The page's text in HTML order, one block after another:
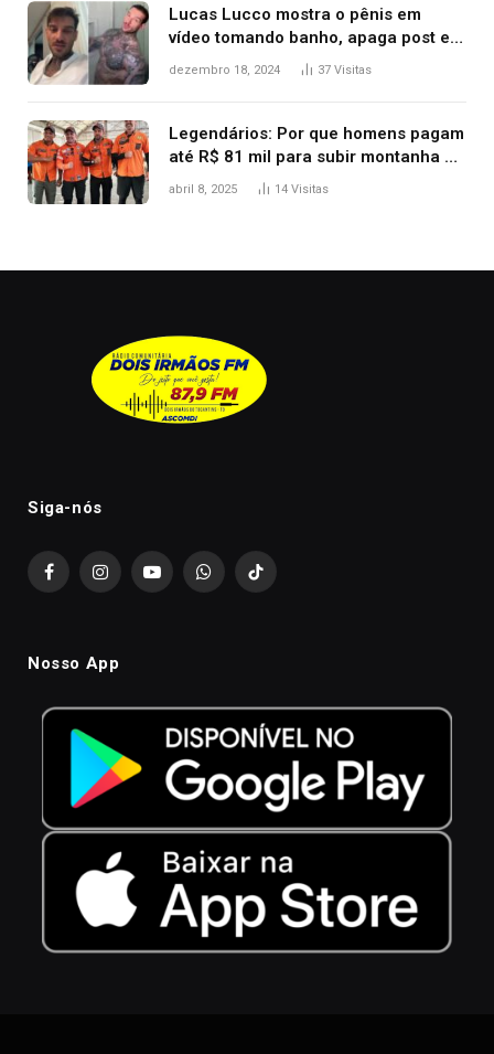
Lucas Lucco mostra o pênis em
vídeo tomando banho, apaga post e
diz ‘foi mal’
dezembro 18, 2024 37 Visitas
Legendários: Por que homens pagam
até R$ 81 mil para subir montanha e
melhorar casamento?
abril 8, 2025 14 Visitas
Siga-nós
FacebookInstagramYouTubeWhatsAppTikTok
Nosso App